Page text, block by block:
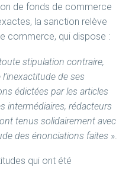
de fonds de commerce
la sanction relève
commerce, qui dispose :
stipulation contraire,
de ses
édictées par les articles
intermédiaires, rédacteurs
tenus solidairement avec
des énonciations faites ».
qui ont été